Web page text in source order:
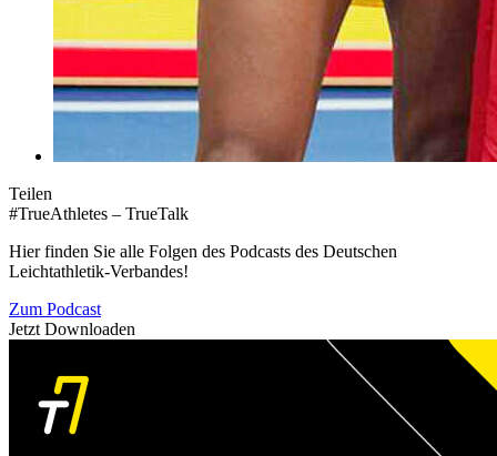
Teilen
#TrueAthletes – TrueTalk
Hier finden Sie alle Folgen des Podcasts des Deutschen
Leichtathletik-Verbandes!
Zum Podcast
Jetzt Downloaden